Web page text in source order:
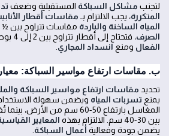
لتجنب مشاكل السباكة المستقبلية وضعف
المتكررة، يجب الالتزام بـ مقاسات أقطار
المياه الساخنة والباردة مقاسات تتراوح بين ½
الصرف، فتحتاج إلى أقطار تتراوح بين 2 إلى 4 بوصات لضمان
الفعال ومنع انسداد المجاري
ب. مقاسات ارتفاع مواسير السباكة:
تحديد مقاسات ارتفاع مواسير السباكة
يمنع تسربات المياه ويضمن سهولة
المغاسل بارتفاع 50-60 سم من
بين 30-40 سم. الالتزام بهذه
المعايير
يضمن جودة وفعالية أعمال السباكة